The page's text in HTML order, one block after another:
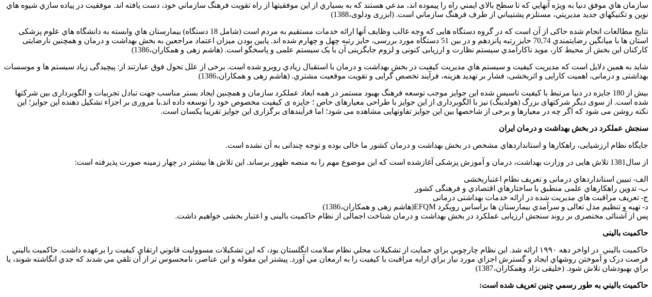
سازمان هاي موفق دنيا به ويژه آنهايي كه تا سطح بالاي ايمني راه را پيموده اند، مدعي هستند كه به بسياري از اين موفقيتها از راه تقويت فرهنگ سازماني خود، دست يافته اند. موفقيت در پياده سازي شيوه هاي
نوين و تكنيكهاي جديد مديريتي، مستلزم پشتيباني از طرف فرهنگ سازماني است. (ابزری ودلوی،1388)
نتایج مطالعات انجام شده حاکی از آن است که در گروه دستگاه هایی که وجه غالب وظایف آنها ارائه خدمات مستقیم به مردم است (شامل 18 دستگاه) بیمارستان هاي وابسته به دانشگاه هاي علوم پزشکی
استان ها با میانگین رضایتمندي 70,74 حایز رتبه پانزدهم و در بین 51 دستگاه مورد بررسی، حایز رتبه چهل و چهارم شده اند. پایین بودن میزان اعتماد مراجعین به بخش بهداشت و درمان و همچنین نارضایتی
کارکنان این بخش از محیط کار، موید ناکارآمدي سیستم نظارت و ارزیابی کنونی و لزوم جایگزینی آن با یک سیستم علمی و پاسخگو است. (هاشم زهی و همکاران،1386)
شاید به همین دلایل است که مدیریت کیفیت و سیستم هاي مدیریت کیفیت در بخش بهداشت و درمان با استقبال زیادي روبرو شده است. برخی از علل تحول فوق عبارتند از: پیچیدگی زیاد سیستم ها و موسسات
بهداشتی و درمانی، اهمیت کارایی و اثربخشی، فشار بر تهدید هزینه، فرآیند تخصص گرایی و تقویت موقعیت مشتري. (هاشم زهی و همکاران،1386)
بیش از 180 جایزه در دنیا مرتبط با کیفیت تاسیس شده این جوایز موجب توسعه فرهنگ بهبود مستمر در همه ابعاد عملکرد سازمان و همچنین ایجاد بستر مناسب جهت تبادل تجربیات و الگوبرداری بین شرکتها
شده است. از سوی دیگر شرکتهای بزرگ (هولدینگ) نیز با الگوبرداری از این جوایز با طراحی معیارهای خاص ؛ جایزه ی کیفیت مخصوص خود را توسعه داده اند.با مروری بر اجزاء تشکیل دهنده این جوایز؛ این
نکته روشن می شود که اگر چه در معیارها و برخی از شاخصها بین این جوایز تفاوتهایی مشاهده می شود؛ اما فرآیندهای برگزاری این جوایز تقریبا یکسان است.
سنجش عملکرد در بخش بهداشت و درمان ایران
جایگاه نظام ارزشیابی، راهکارها و استانداردهاي مشخص در بخش بهداشت و درمان کشور ما خالی بوده و توجه چندانی به آن نشده است.
از سال1381 تلاش هایی در وزارت بهداشت، درمان و آموزش پزشکی آغازشده است که این موضوع مهم را به منصه ظهور برساند. این تلاش ها بیشتر در چهار زمینه صورت پذیرفته است:
الف- تبیین استانداردهاي درمانی و تعریف نظام اعتباربخشی
ب- تدوین راهکارهاي علمی منطبق با ساختارهاي اقتصادي و فرهنگی کشور
ج- تعریف مراقبت هاي مدیریت شده در ارائه خدمات بهداشتی درمانی
د- تهیه و تنظیم مدل تعالی و سرآمدي بیمارستان ها براساس رویکرد EFQM(هاشم زهی و همکاران،1386)
پس از آشنائی مختصری بر روند سنجش ارزیابی عملکرد در بخش بهداشت و درمان شناخت اجمالی از نظام حاکمیت بالینی و اعتبار بخشی خواهیم داشت.
حاکمیت بالینی
حاکميت باليني در اواخر دهه ۱۹۹۰ ارائه شد. اين نظام چارچوبي براي حمايت از تشکيلات محلي نظام سلامت انگلستان بود، که اين تشکيلات مسووليت قانوني ارتقاي کيفيت را برعهده داشت. حاکميت باليني
فرصت درک و آموختن روشهاي ايجاد و گسترش اجزاي مورد نياز براي ارايه مراقبت با کيفيت را به ارمغان مي آورد. پيشتر اين مقوله و اين عناصر، نامحسوس تر از آن تلقي مي شدند که جدي انگاشته شوند، يا
براي بهبودشان تلاش شود. (خلیقی نژاد وهمکاران،1387)
حاکميت باليني به طور رسمي چنين تعريف شده است: